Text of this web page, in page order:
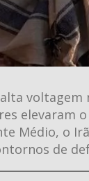
voltagem
elevaram
Médio, o
de